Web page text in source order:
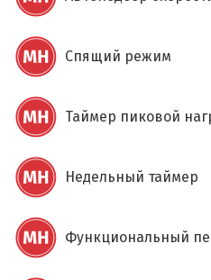
Спящий режим
Таймер пиковой
Недельный таймер
Функциональный